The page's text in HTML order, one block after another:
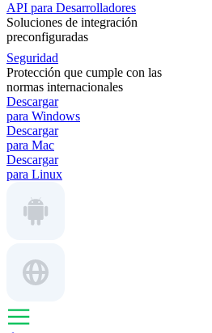
API para Desarrolladores
Soluciones de integración
preconfiguradas
Seguridad
Protección que cumple con las
normas internacionales
Descargar
para Windows
Descargar
para Mac
Descargar
para Linux